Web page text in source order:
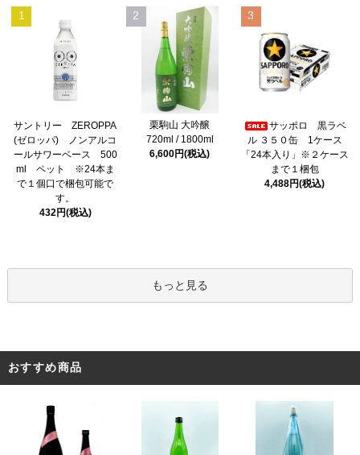
1
サントリー ZEROPPA
(ゼロッパ) ノンアルコ
ールサワーベース 500
ml ペット ※24本ま
で１個口で梱包可能で
す。
432円(税込)
2
栗駒山 大吟醸
720ml / 1800ml
6,600円(税込)
3
サッポロ 黒ラベ
ル ３５０缶 1ケース
「24本入り」※２ケース
まで１梱包
4,488円(税込)
もっと見る
おすすめ商品